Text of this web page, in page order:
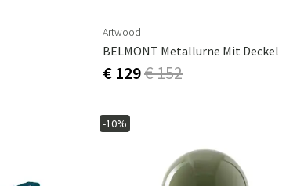
Artwood
BELMONT Metallurne Mit Deckel
€ 129€ 152
-10%